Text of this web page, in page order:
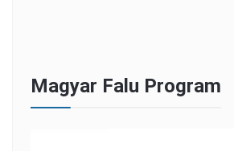
Magyar Falu Program